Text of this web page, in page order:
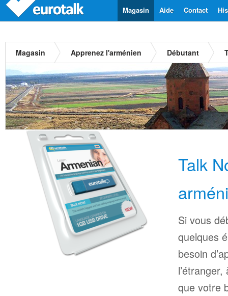
Contact
Aide
Magasin
Magasin Apprenez l'arménien Débutant
Talk
Si vous
quelques
besoin
que votre